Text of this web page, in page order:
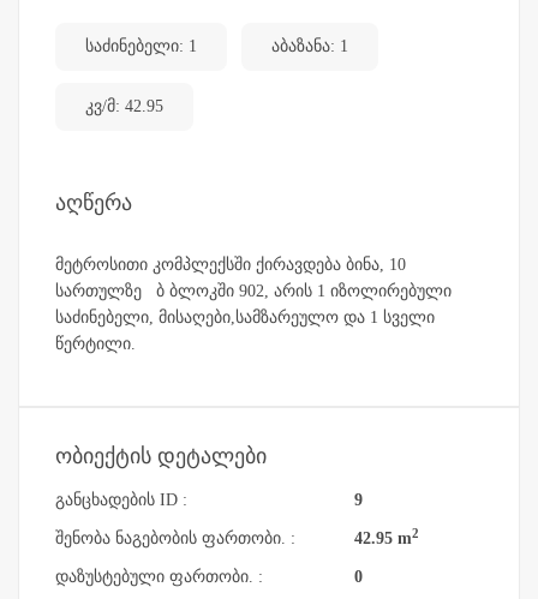
საძინებელი: 1 აბაზანა: 1
კვ/მ: 42.95
აღწერა
მეტროსითი კომპლექსში ქირავდება ბინა, 10
სართულზე ბ ბლოკში 902, არის 1 იზოლირებული
საძინებელი, მისაღები,სამზარეულო და 1 სველი
წერტილი.
ობიექტის დეტალები
განცხადების ID : 9
შენობა ნაგებობის ფართობი. : 42.95 m2
დაზუსტებული ფართობი. : 0